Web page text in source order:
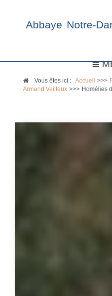
Abbaye Notre-
Vous êtes ici :Accueil >>>
Armand Veilleux >>> Homélies